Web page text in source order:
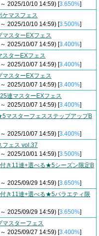
2025/10/10 14:59) [3.650%]
ケマスフェス
2025/10/10 14:59) [3.500%]
マスターEXフェス
2025/10/07 14:59) [3.400%]
スターEXフェス
2025/10/07 14:59) [3.400%]
マスターEXフェス
2025/10/07 14:59) [3.400%]
連マスターEXフェス
2025/10/07 14:59) [3.400%]
マスターフェスステップアップB
2025/10/07 14:59) [3.400%]
フェス vol.37
2025/10/01 14:59) [3.500%]
き11連+選べる★5シーズン限定B
2025/09/29 14:59) [3.650%]
き11連+選べる★5バラエティ限
2025/09/29 14:59) [3.650%]
マスターフェス
2025/09/27 14:59) [3.400%]